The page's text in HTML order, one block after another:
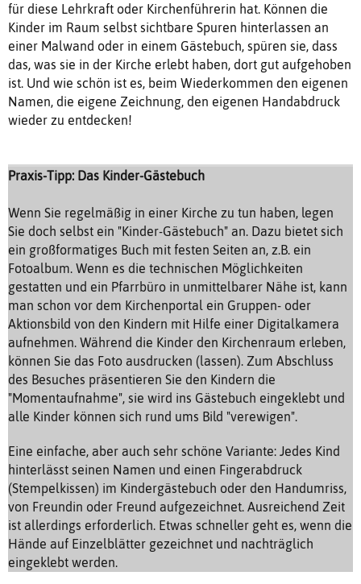
für diese Lehrkraft oder Kirchenführerin hat. Können die
Kinder im Raum selbst sichtbare Spuren hinterlassen an
einer Malwand oder in einem Gästebuch, spüren sie, dass
das, was sie in der Kirche erlebt haben, dort gut aufgehoben
ist. Und wie schön ist es, beim Wiederkommen den eigenen
Namen, die eigene Zeichnung, den eigenen Handabdruck
wieder zu entdecken!
Praxis-Tipp: Das Kinder-Gästebuch
Wenn Sie regelmäßig in einer Kirche zu tun haben, legen
Sie doch selbst ein "Kinder-Gästebuch" an. Dazu bietet sich
ein großformatiges Buch mit festen Seiten an, z.B. ein
Fotoalbum. Wenn es die technischen Möglichkeiten
gestatten und ein Pfarrbüro in unmittelbarer Nähe ist, kann
man schon vor dem Kirchenportal ein Gruppen- oder
Aktionsbild von den Kindern mit Hilfe einer Digitalkamera
aufnehmen. Während die Kinder den Kirchenraum erleben,
können Sie das Foto ausdrucken (lassen). Zum Abschluss
des Besuches präsentieren Sie den Kindern die
"Momentaufnahme", sie wird ins Gästebuch eingeklebt und
alle Kinder können sich rund ums Bild "verewigen".
Eine einfache, aber auch sehr schöne Variante: Jedes Kind
hinterlässt seinen Namen und einen Fingerabdruck
(Stempelkissen) im Kindergästebuch oder den Handumriss,
von Freundin oder Freund aufgezeichnet. Ausreichend Zeit
ist allerdings erforderlich. Etwas schneller geht es, wenn die
Hände auf Einzelblätter gezeichnet und nachträglich
eingeklebt werden.